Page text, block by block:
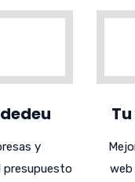
y
presupuesto
web